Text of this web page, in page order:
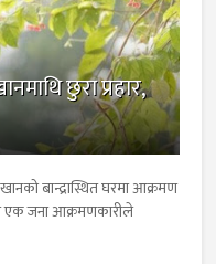
छुरा प्रहार,
बान्द्रास्थित घरमा आक्रमण
एक जना आक्रमणकारीले